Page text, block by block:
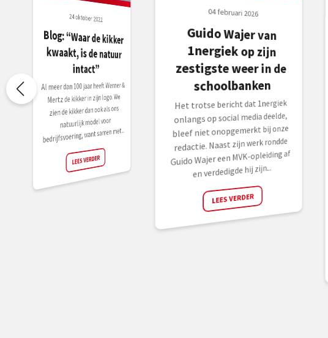
24 oktober 2022
Blog: “Waar de kikker
kwaakt, is de natuur
intact”
Al meer dan 100 jaar heeft Werner &
Mertz de kikker in zijn logo. We
zien de kikker dan ook als ons
natuurlijk model voor
bedrijfsvoering, want samen met...
LEES VERDER
04 februari 2026
Guido Wajer van
1nergiek op zijn
zestigste weer in de
schoolbanken
Het trotse bericht dat 1nergiek
onlangs op social media deelde,
bleef niet onopgemerkt bij onze
redactie. Naast zijn werk rondde
Guido Wajer een MVK-opleiding af
en verdedigde hij zijn...
LEES VERDER